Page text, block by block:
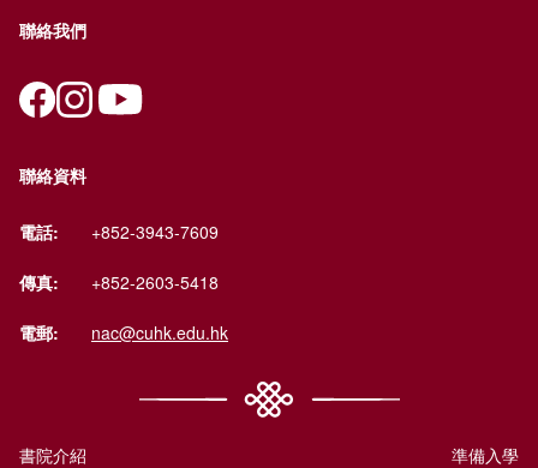
聯絡我們
聯絡資料
電話: +852-3943-7609
傳真: +852-2603-5418
電郵: nac@cuhk.edu.hk
書院介紹 準備入學